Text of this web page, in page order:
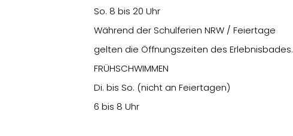
So. 8 bis 20 Uhr
Während der Schulferien NRW / Feiertage
gelten die Öffnungszeiten des Erlebnisbades.
FRÜHSCHWIMMEN
Di. bis So. (nicht an Feiertagen)
6 bis 8 Uhr